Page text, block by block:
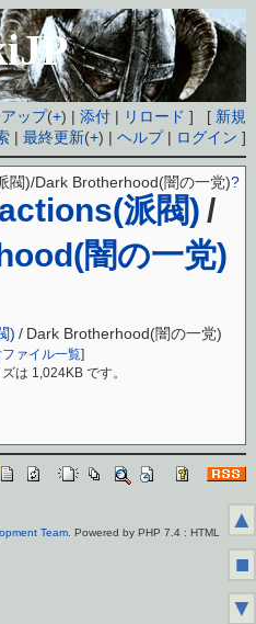
ップ(+) |添付 | リロード ] [ 新規
|最終更新(+) |ヘルプ| ログイン ]
派閥) /
闇の一党)
閥)/Dark Brotherhood(闇の一党)?
) / Dark Brotherhood(闇の一党)
ァイル一覧]
は 1,024KB です。
Team. Powered by PHP 7.4 : HTML
▲
■
▼